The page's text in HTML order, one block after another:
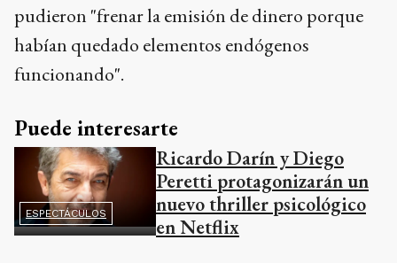
pudieron "frenar la emisión de dinero porque
habían quedado elementos endógenos
funcionando".
Puede interesarte
ESPECTÁCULOS
Ricardo Darín y Diego
Peretti protagonizarán un
nuevo thriller psicológico
en Netflix